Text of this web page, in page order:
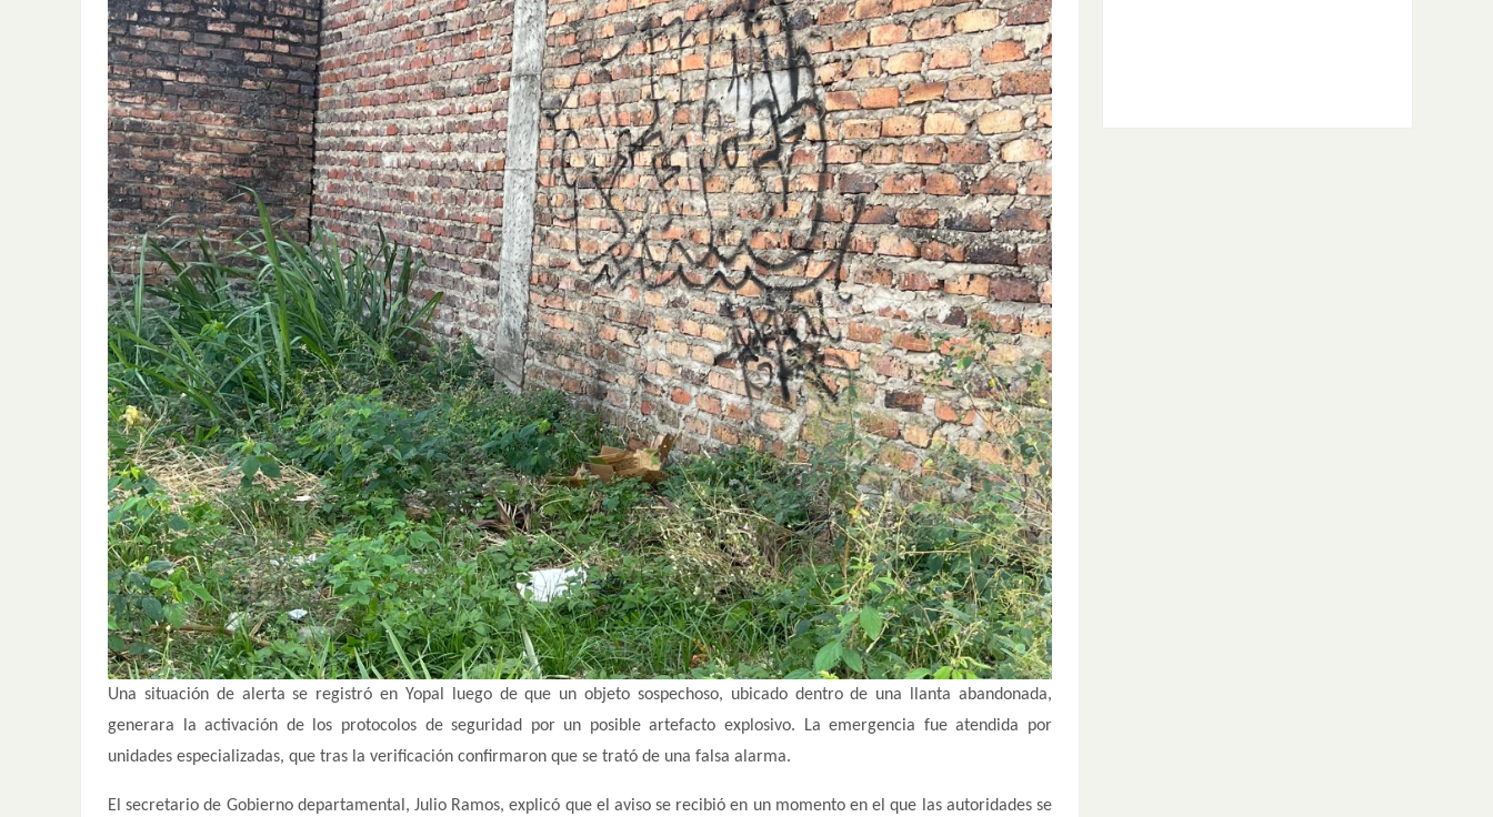
Una situación de alerta se registró en Yopal luego de que un objeto sospechoso, ubicado dentro de una llanta abandonada,
generara la activación de los protocolos de seguridad por un posible artefacto explosivo. La emergencia fue atendida por
unidades especializadas, que tras la verificación confirmaron que se trató de una falsa alarma.
El secretario de Gobierno departamental, Julio Ramos, explicó que el aviso se recibió en un momento en el que las autoridades se